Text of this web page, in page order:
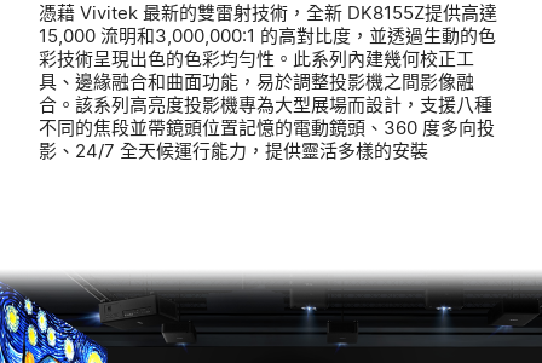
憑藉 Vivitek 最新的雙雷射技術，全新 DK8155Z提供高達
15,000 流明和3,000,000:1 的高對比度，並透過生動的色
彩技術呈現出色的色彩均勻性。此系列內建幾何校正工
具、邊緣融合和曲面功能，易於調整投影機之間影像融
合。該系列高亮度投影機專為大型展場而設計，支援八種
不同的焦段並帶鏡頭位置記憶的電動鏡頭、360 度多向投
影、24/7 全天候運行能力，提供靈活多樣的安裝